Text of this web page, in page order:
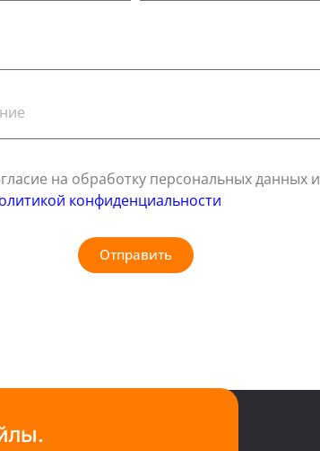
на обработку персональных данных и
конфиденциальности
Отправить